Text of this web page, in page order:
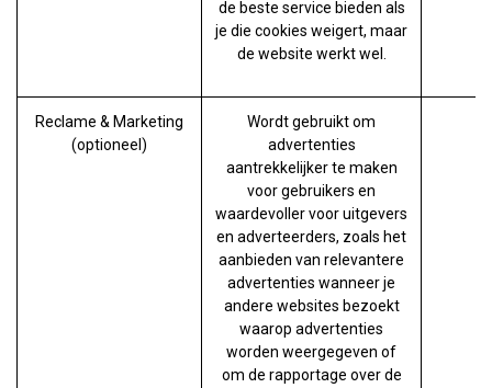
de beste service bieden als
je die cookies weigert, maar
de website werkt wel.
Reclame & Marketing
(optioneel)
Wordt gebruikt om
advertenties
aantrekkelijker te maken
voor gebruikers en
waardevoller voor uitgevers
en adverteerders, zoals het
aanbieden van relevantere
advertenties wanneer je
andere websites bezoekt
waarop advertenties
worden weergegeven of
om de rapportage over de